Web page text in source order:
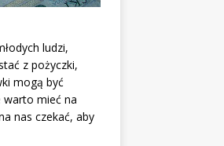
ludzi,
z pożyczki,
mogą być
warto mieć na
nas czekać, aby